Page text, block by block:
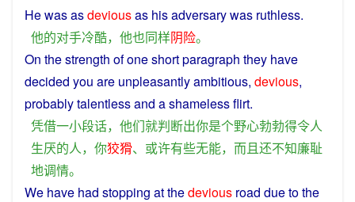
Hewasasdeviousas hisadversarywas ruthless.
他的对手冷酷， 他也同样阴险。
On the strength ofoneshortparagraph they have
decided you are unpleasantlyambitious, devious,
probablytalentlessand ashamelessflirt.
凭借一小段话， 他们就判断出你是个野心勃勃得令人
生厌的人， 你狡猾、 或许有些无能， 而且还不知廉耻
地调情。
We have had stopping atthedevious road due to the